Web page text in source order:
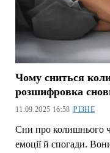
Чому сниться
розшифровка
11.09.2025 16:58 |РІЗНЕ
Сни про колишнього
емоції й спогади.